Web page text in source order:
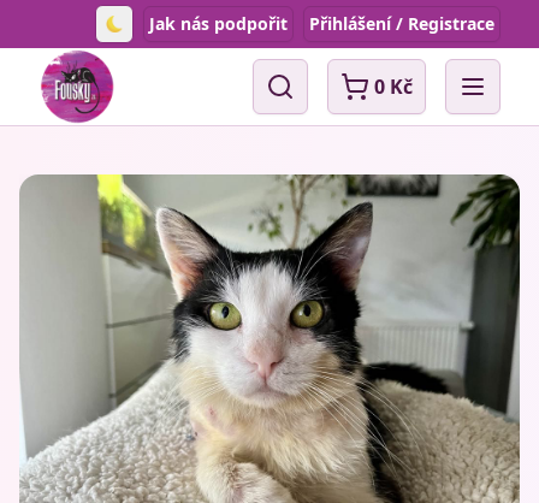
Toggle theme
Jak nás podpořit Přihlášení / Registrace
Vyhledávání0 Kč Open